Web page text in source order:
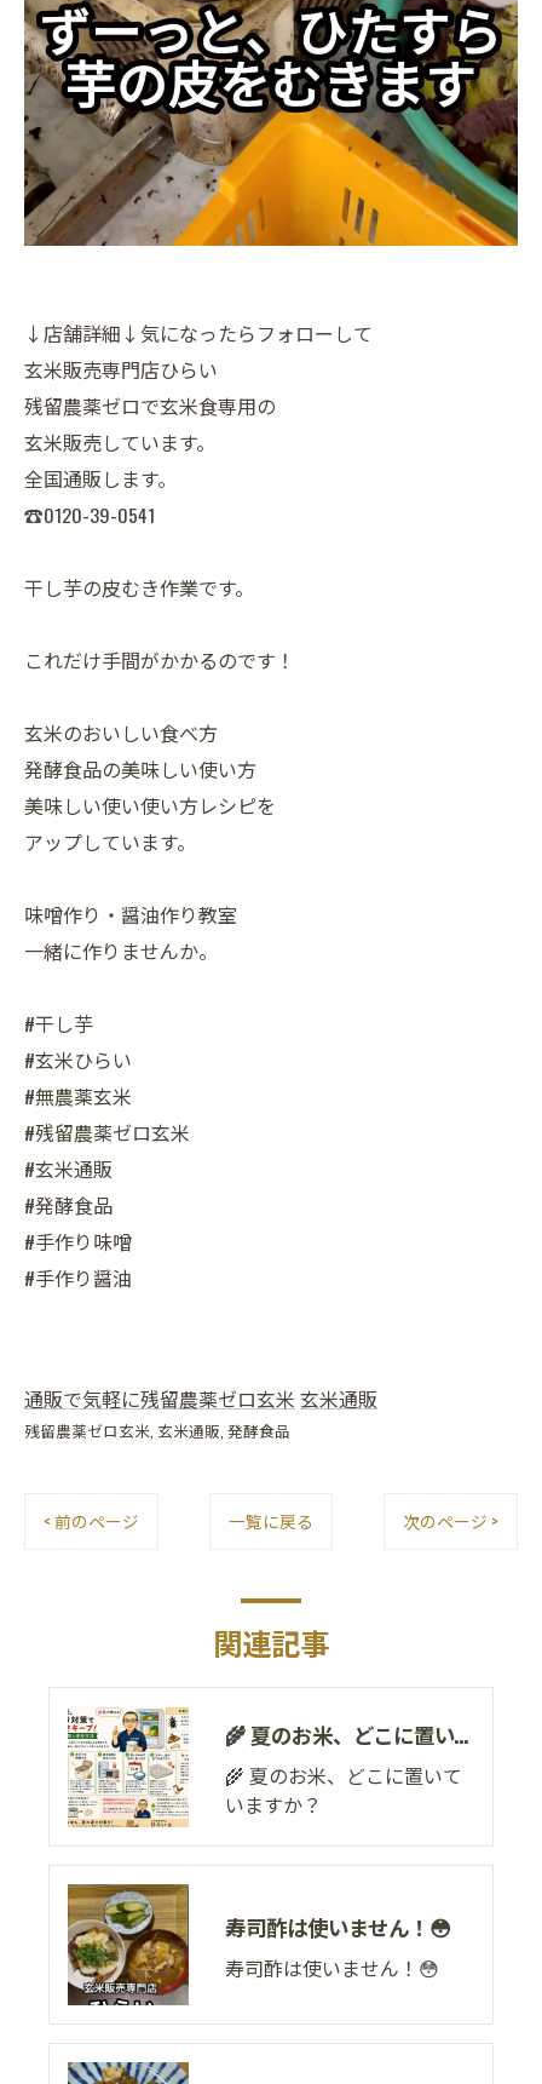
↓店舗詳細↓気になったらフォローして
玄米販売専門店ひらい
残留農薬ゼロで玄米食専用の
玄米販売しています。
全国通販します。
☎0120-39-0541
干し芋の皮むき作業です。
これだけ手間がかかるのです！
玄米のおいしい食べ方
発酵食品の美味しい使い方
美味しい使い使い方レシピを
アップしています。
味噌作り・醤油作り教室
一緒に作りませんか。
#干し芋
#玄米ひらい
#無農薬玄米
#残留農薬ゼロ玄米
#玄米通販
#発酵食品
#手作り味噌
#手作り醤油
通販で気軽に残留農薬ゼロ玄米 玄米通販
残留農薬ゼロ玄米 玄米通販 発酵食品
< 前のページ 一覧に戻る 次のページ >
関連記事
🌾 夏のお米、どこに置いていますか？
🌾 夏のお米、どこに置いて
いますか？
寿司酢は使いません！😳
寿司酢は使いません！😳